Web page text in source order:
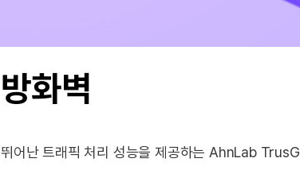
방화벽
뛰어난 트래픽 처리 성능을 제공하는 AhnLab TrusG